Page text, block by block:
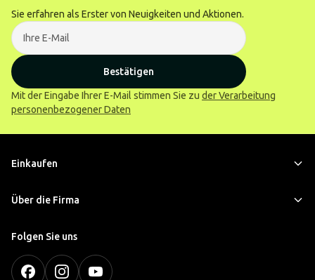
Sie erfahren als Erster von Neuigkeiten und Aktionen.
Bestätigen
Mit der Eingabe Ihrer E-Mail stimmen Sie zu der Verarbeitung
personenbezogener Daten
Einkaufen
Über die Firma
Folgen Sie uns